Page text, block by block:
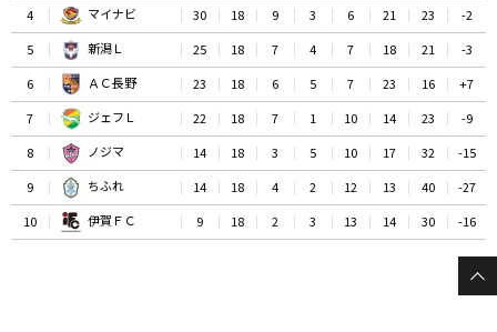
4
マイナビ 30 18 9 3 6 21 23
-2
5
新潟Ｌ 25 18 7 4 7 18 21
-3
6
ＡＣ長野 23 18 6 5 7 23 16
+7
7
ジェフＬ 22 18 7 1 10 14 23
-9
8
ノジマ 14 18 3 5 10 17 32
-15
9
ちふれ 14 18 4 2 12 13 40
-27
10
伊賀ＦＣ 9 18 2 3 13 14 30 -16